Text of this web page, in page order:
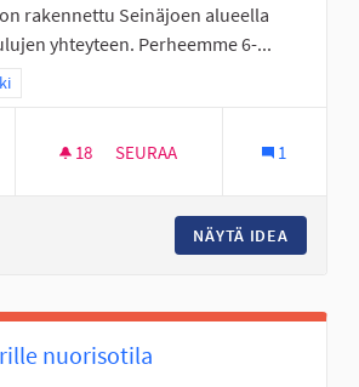
rakennettu Seinäjoen alueella
yhteyteen. Perheemme 6-...
mukaan: Läntinen Seinäjoki
18 18 SEURAAJAA
SEURAA 1
NÄYTÄ IDEA
nuorisotila